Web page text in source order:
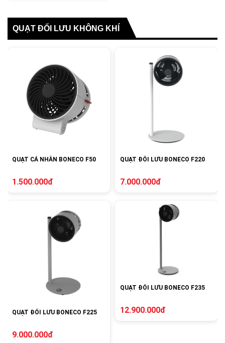
QUẠT ĐỐI LƯU KHÔNG KHÍ
QUẠT CÁ NHÂN BONECO F50
1.500.000đ
QUẠT ĐỐI LƯU BONECO F220
7.000.000đ
QUẠT ĐỐI LƯU BONECO F225
9.000.000đ
QUẠT ĐỐI LƯU BONECO F235
12.900.000đ